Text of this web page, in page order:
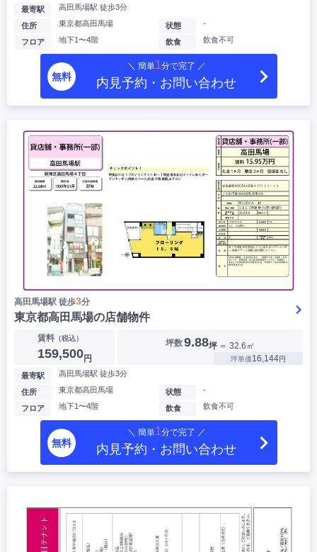
最寄駅 高田馬場駅 徒歩3分
住所 東京都高田馬場
フロア 地下1〜4階
状態 -
飲食 飲食不可
無料
＼ 簡単1分で完了 ／
内見予約・お問い合わせ
高田馬場駅 徒歩3分
東京都高田馬場の店舗物件
賃料（税込）
159,500円
坪数9.88坪 ＝ 32.6㎡
坪単価16,144円
最寄駅 高田馬場駅 徒歩3分
住所 東京都高田馬場
フロア 地下1〜4階
状態 -
飲食 飲食不可
無料
＼ 簡単1分で完了 ／
内見予約・お問い合わせ